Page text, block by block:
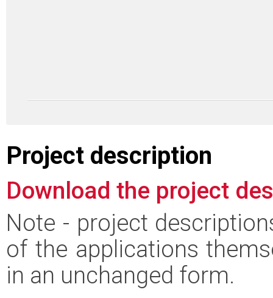
Project description
Download the project
Note - project
of the applications
in an unchanged form.